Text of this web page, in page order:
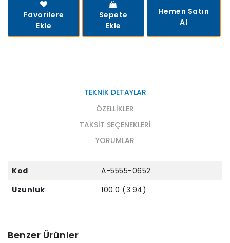
Favorilere
Ekle
Sepete
Ekle
Hemen Satın
Al
TEKNIK DETAYLAR
ÖZELLIKLER
TAKSIT SEÇENEKLERI
YORUMLAR
Kod
A-5555-0652
Uzunluk
100.0 (3.94)
Benzer Ürünler